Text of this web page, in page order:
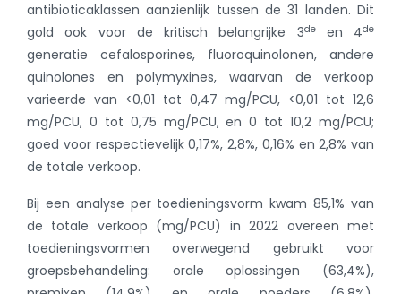
antibioticaklassen aanzienlijk tussen de 31 landen. Dit
gold ook voor de kritisch belangrijke 3deen 4de
generatie cefalosporines, fluoroquinolonen, andere
quinolones en polymyxines, waarvan de verkoop
varieerde van <0,01 tot 0,47 mg/PCU, <0,01 tot 12,6
mg/PCU, 0 tot 0,75 mg/PCU, en 0 tot 10,2 mg/PCU;
goed voor respectievelijk 0,17%, 2,8%, 0,16% en 2,8% van
de totale verkoop.
Bij een analyse per toedieningsvorm kwam 85,1% van
de totale verkoop (mg/PCU) in 2022 overeen met
toedieningsvormen overwegend gebruikt voor
groepsbehandeling: orale oplossingen (63,4%),